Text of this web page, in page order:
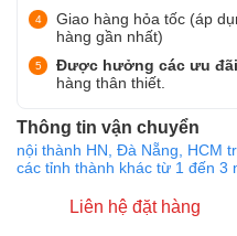
Giao hàng hỏa tốc (áp
hàng gần nhất)
Được hưởng các ưu
hàng thân thiết.
Thông tin vận chuyển
nội thành HN, Đà Nẵng, HCM
các tỉnh thành khác từ 1 đến 3
Liên hệ đặt hàng